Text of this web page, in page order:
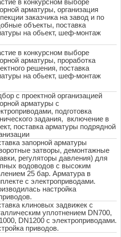
в конкурсном выборе
арматуры, организация
заказчика на завод и по
объекты, поставка
на обьект, шеф-монтаж
в конкурсном выборе
арматуры, проработка
решения, поставка
на обьект, шеф-монтаж
с проектной организацией
арматуры с
подготовка
задания, включение в
поставка арматуры подрядной
запорной арматуры
затворы, демонтажные
регуляторы давления) для
водоводов с высоким
25 бар. Арматура в
с электроприводами.
настройка
клиновых задвижек с
уплотнением DN700,
DN1200 с электроприводами.
приводов.